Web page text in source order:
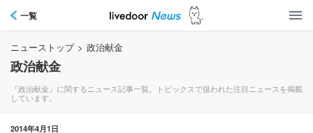
一覧
ニューストップ > 政治献金
政治献金
『政治献金』に関するニュース記事一覧。トピックスで扱われた注目ニュースを掲載
しています。
2014年4月1日